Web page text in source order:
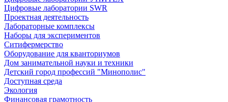
Цифровые лаборатории SWR
Проектная деятельность
Лабораторные комплексы
Наборы для экспериментов
Ситифермерство
Оборудование для кванториумов
Дом занимательной науки и техники
Детский город профессий "Минополис"
Доступная среда
Экология
Финансовая грамотность